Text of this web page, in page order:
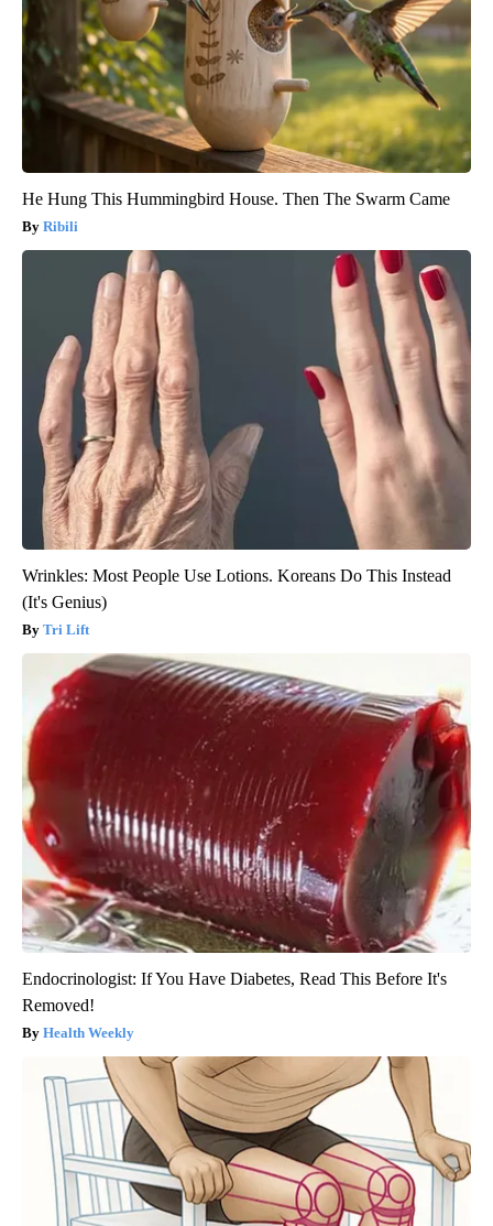
He Hung This Hummingbird House. Then The Swarm Came
Ribili
Wrinkles: Most People Use Lotions. Koreans Do This Instead
(It's Genius)
Tri Lift
Endocrinologist: If You Have Diabetes, Read This Before It's
Removed!
Health Weekly